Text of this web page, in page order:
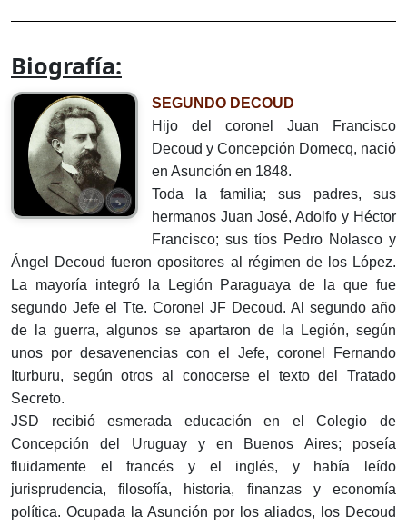
Biografía:
SEGUNDO DECOUD
Hijo del coronel Juan Francisco
Decoud y Concepción Domecq, nació
en Asunción en 1848.
Toda la familia; sus padres, sus
hermanos Juan José, Adolfo y Héctor
Francisco; sus tíos Pedro Nolasco y
Ángel Decoud fueron opositores al régimen de los López.
La mayoría integró la Legión Paraguaya de la que fue
segundo Jefe el Tte. Coronel JF Decoud. Al segundo año
de la guerra, algunos se apartaron de la Legión, según
unos por desavenencias con el Jefe, coronel Fernando
Iturburu, según otros al conocerse el texto del Tratado
Secreto.
JSD recibió esmerada educación en el Colegio de
Concepción del Uruguay y en Buenos Aires; poseía
fluidamente el francés y el inglés, y había leído
jurisprudencia, filosofía, historia, finanzas y economía
política. Ocupada la Asunción por los aliados, los Decoud